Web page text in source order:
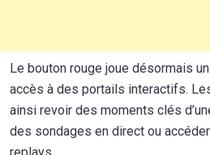
Le bouton rouge joue désormais
accès à des portails interactifs.
ainsi revoir des moments clés
des sondages en direct ou